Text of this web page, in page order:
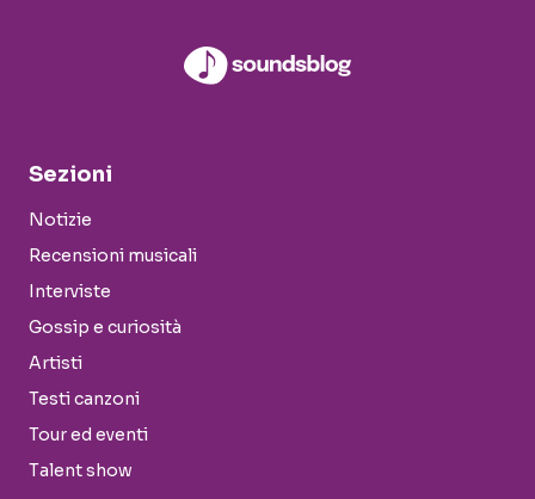
Sezioni
Notizie
Recensioni musicali
Interviste
Gossip e curiosità
Artisti
Testi canzoni
Tour ed eventi
Talent show